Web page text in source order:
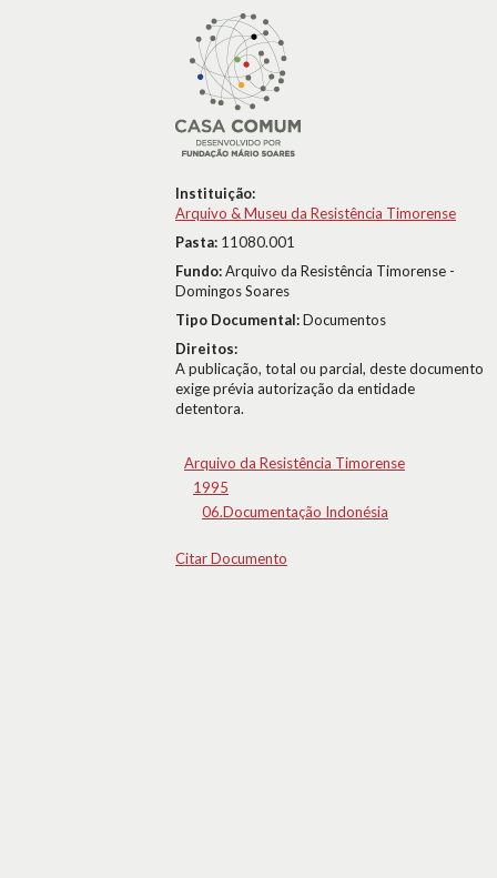
Instituição:
Arquivo & Museu da Resistência Timorense
Pasta: 11080.001
Fundo:Arquivo da Resistência Timorense -
Domingos Soares
Tipo Documental:Documentos
Direitos:
A publicação, total ou parcial, deste documento
exige prévia autorização da entidade
detentora.
Arquivo da Resistência Timorense
1995
06.Documentação Indonésia
Citar Documento